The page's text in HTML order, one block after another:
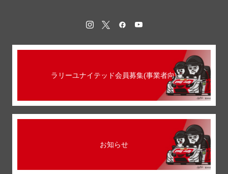
ラリーユナイテッド会員募集(事業者向)
お知らせ